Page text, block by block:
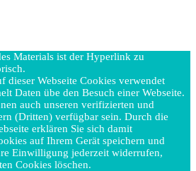
Materials ist der Hyperlink zu
dieser Webseite Cookies verwendet
Daten übe den Besuch einer Webseite.
auch unseren verifizierten und
(Dritten) verfügbar sein. Durch die
erklären Sie sich damit
auf Ihrem Gerät speichern und
Einwilligung jederzeit widerrufen,
Cookies löschen.